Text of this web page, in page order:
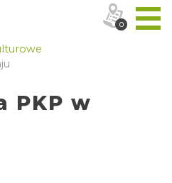
PKP w
0